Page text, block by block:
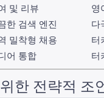
및 리뷰
영
한 검색 엔진
다
밀착형 채용
터
어 통합 터
한 전략적 조